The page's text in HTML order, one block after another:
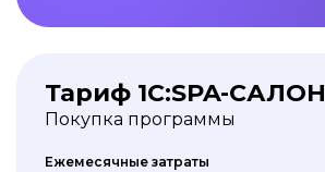
Тариф 1С:SPA-САЛОН
Покупка программы
Ежемесячные затраты